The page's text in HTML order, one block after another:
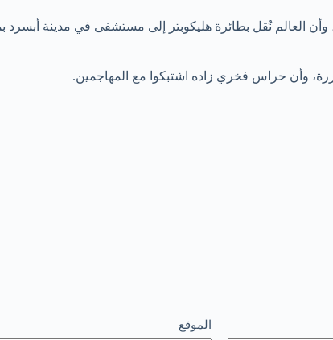
وأن حراس فخري زاده اشتبكوا مع المهاجمين.
الموقع